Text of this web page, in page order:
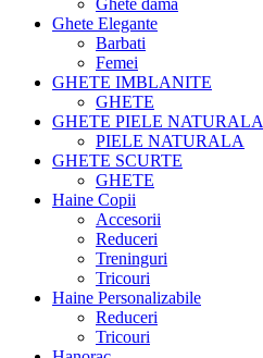
Ghete dama
Ghete Elegante
Barbati
Femei
GHETE IMBLANITE
GHETE
GHETE PIELE NATURALA
PIELE NATURALA
GHETE SCURTE
GHETE
Haine Copii
Accesorii
Reduceri
Treninguri
Tricouri
Haine Personalizabile
Reduceri
Tricouri